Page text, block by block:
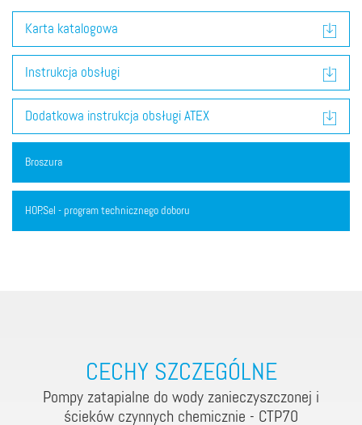
Karta katalogowa
Instrukcja obsługi
Dodatkowa instrukcja obsługi ATEX
Broszura
HOP.Sel - program technicznego doboru
CECHY SZCZEGÓLNE
Pompy zatapialne do wody zanieczyszczonej i
ścieków czynnych chemicznie - CTP70